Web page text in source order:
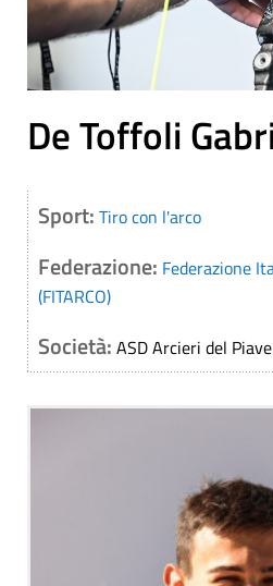
De Toffoli
Sport: Tiro con l'arco
Federazione: Federazione
(FITARCO)
Società: ASD Arcieri del Piave